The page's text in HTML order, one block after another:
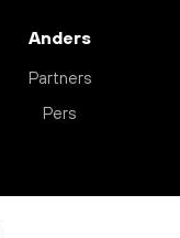
Anders
Partners
Pers